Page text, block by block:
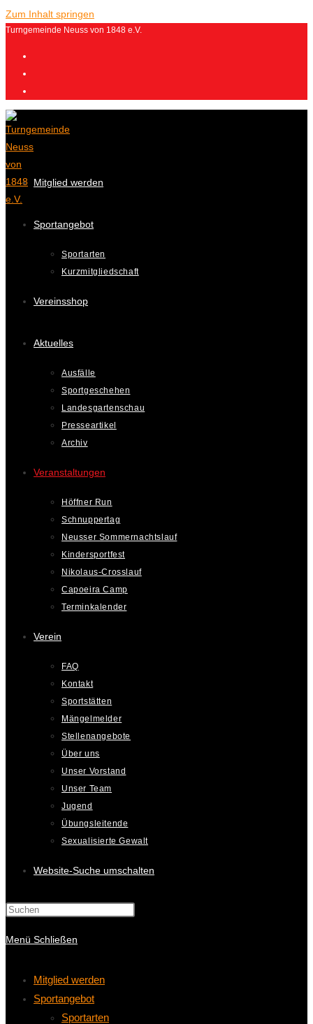
Zum Inhalt springen
Turngemeinde Neuss von 1848 e.V.
Mitglied werden
Sportangebot
Sportarten
Kurzmitgliedschaft
Vereinsshop
Aktuelles
Ausfälle
Sportgeschehen
Landesgartenschau
Presseartikel
Archiv
Veranstaltungen
Höffner Run
Schnuppertag
Neusser Sommernachtslauf
Kindersportfest
Nikolaus-Crosslauf
Capoeira Camp
Terminkalender
Verein
FAQ
Kontakt
Sportstätten
Mängelmelder
Stellenangebote
Über uns
Unser Vorstand
Unser Team
Jugend
Übungsleitende
Sexualisierte Gewalt
Website-Suche umschalten
Menü Schließen
Mitglied werden
Sportangebot
Sportarten